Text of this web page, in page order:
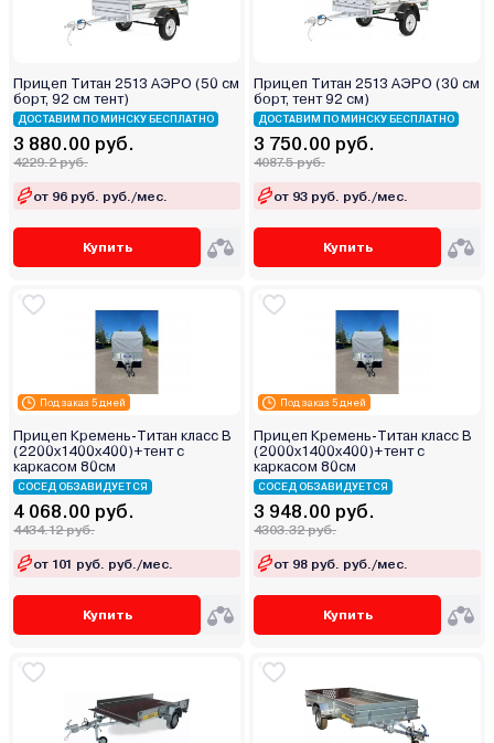
Прицеп Титан 2513 АЭРО (50 см
борт, 92 см тент)
ДОСТАВИМ ПО МИНСКУ БЕСПЛАТНО
3 880.00 руб.
4229.2 руб.
от 96 руб. руб./мес.
Купить
Прицеп Титан 2513 АЭРО (30 см
борт, тент 92 см)
ДОСТАВИМ ПО МИНСКУ БЕСПЛАТНО
3 750.00 руб.
4087.5 руб.
от 93 руб. руб./мес.
Купить
Под заказ 5 дней
Прицеп Кремень-Титан класс В
(2200х1400х400)+тент с
каркасом 80см
СОСЕД ОБЗАВИДУЕТСЯ
4 068.00 руб.
4434.12 руб.
от 101 руб. руб./мес.
Купить
Под заказ 5 дней
Прицеп Кремень-Титан класс В
(2000х1400х400)+тент с
каркасом 80см
СОСЕД ОБЗАВИДУЕТСЯ
3 948.00 руб.
4303.32 руб.
от 98 руб. руб./мес.
Купить